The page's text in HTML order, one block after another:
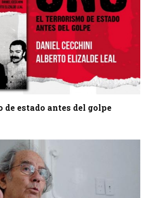
de estado antes del golpe